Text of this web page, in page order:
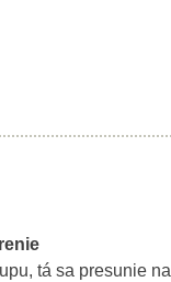
tá sa presunie na